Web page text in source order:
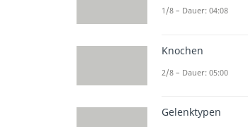
1/8 – Dauer: 04:08
Knochen
2/8 – Dauer: 05:00
Gelenktypen